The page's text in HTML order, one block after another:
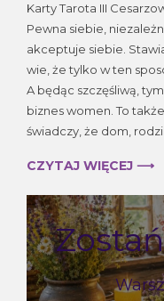
Karty Tarota III
Pewna siebie,
akceptuje siebie.
wie, że tylko w ten
A będąc szczęśliwą,
biznes women. To
świadczy, że dom,
CZYTAJ WIĘCEJ ⟶